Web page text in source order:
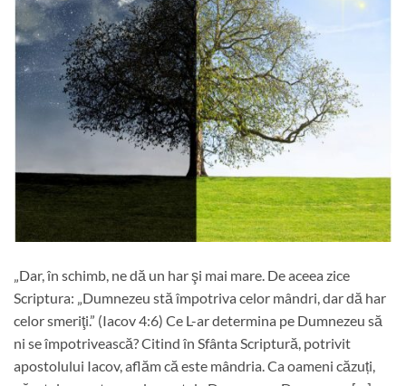
„Dar, în schimb, ne dă un har şi mai mare. De aceea zice
Scriptura: „Dumnezeu stă împotriva celor mândri, dar dă har
celor smeriţi.” (Iacov 4:6) Ce L-ar determina pe Dumnezeu să
ni se împotrivească? Citind în Sfânta Scriptură, potrivit
apostolului Iacov, aflăm că este mândria. Ca oameni căzuți,